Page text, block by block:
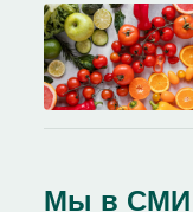
Мы в СМИ